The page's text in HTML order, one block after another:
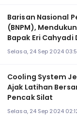
Barisan Nasional
(BNPM),
Bapak Eri Cahyadi
Selasa, 24 Sep 2024
Cooling System
Ajak Latihan
Pencak Silat
Selasa, 24 Sep 2024